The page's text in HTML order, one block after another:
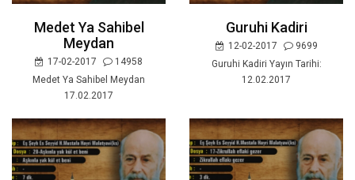
Medet Ya Sahibel
Meydan
17-02-2017
14958
Medet Ya Sahibel Meydan
17.02.2017
Guruhi Kadiri
12-02-2017
9699
Guruhi Kadiri Yayın Tarihi:
12.02.2017